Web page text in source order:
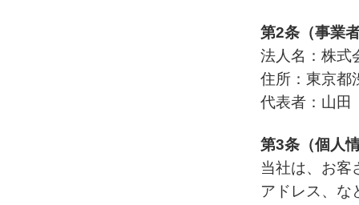
第2条（事業
法人名：株式
住所：東京都
代表者：山
第3条（個人
当社は、お客
アドレス、な